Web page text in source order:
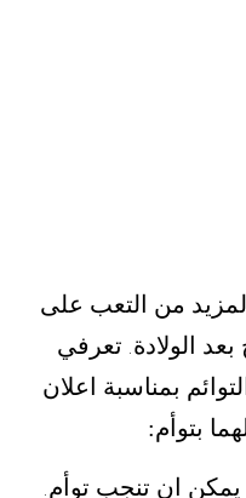
من التعب على
الولادة. تعرفي
بمناسبة اعلان
بتوأم:
.